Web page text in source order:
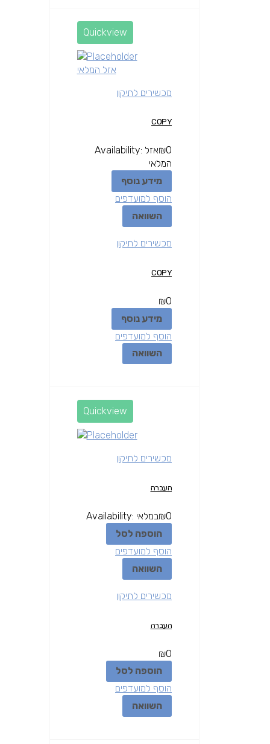
Quickview
אזל המלאי
מכשירים לתיקון
COPY
₪0
Availability: אזל
המלאי
מידע נוסף
הוסף למועדפים
השוואה
מכשירים לתיקון
COPY
₪0
מידע נוסף
הוסף למועדפים
השוואה
Quickview
מכשירים לתיקון
העברה
₪0
Availability: במלאי
הוספה לסל
הוסף למועדפים
השוואה
מכשירים לתיקון
העברה
₪0
הוספה לסל
הוסף למועדפים
השוואה